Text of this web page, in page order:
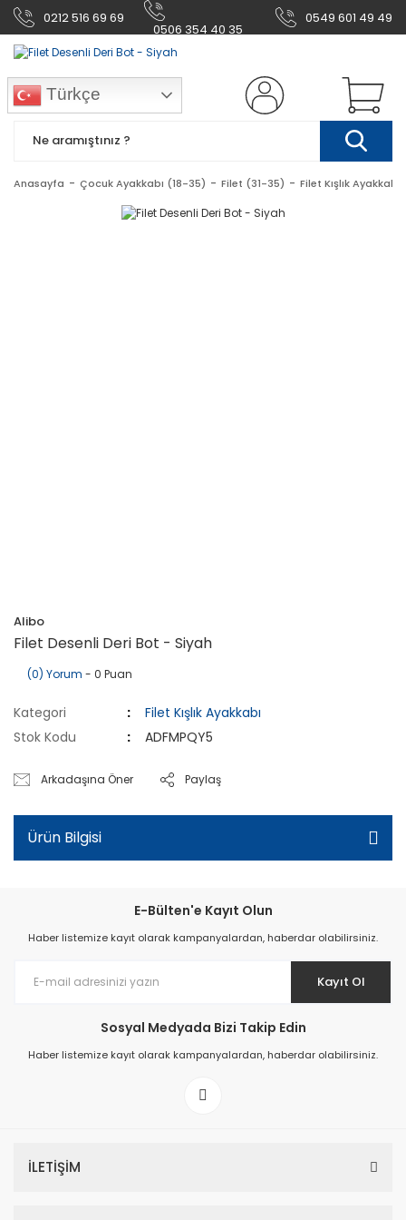
0212 516 69 69
0506 354 40 35
0549 601 49 49
Türkçe
Anasayfa Çocuk Ayakkabı (18-35) Filet (31-35) Filet Kışlık Ayakkabı
Alibo
Filet Desenli Deri Bot - Siyah
(0) Yorum - 0 Puan
Kategori
Filet Kışlık Ayakkabı
Stok Kodu
ADFMPQY5
Arkadaşına Öner Paylaş
Ürün Bilgisi
E-Bülten'e Kayıt Olun
Haber listemize kayıt olarak kampanyalardan, haberdar olabilirsiniz.
Kayıt Ol
Sosyal Medyada Bizi Takip Edin
Haber listemize kayıt olarak kampanyalardan, haberdar olabilirsiniz.
İLETİŞİM